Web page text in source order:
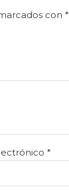
con *
*